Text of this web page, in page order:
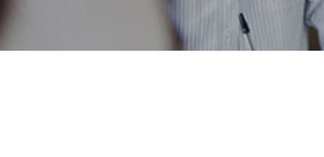
伴